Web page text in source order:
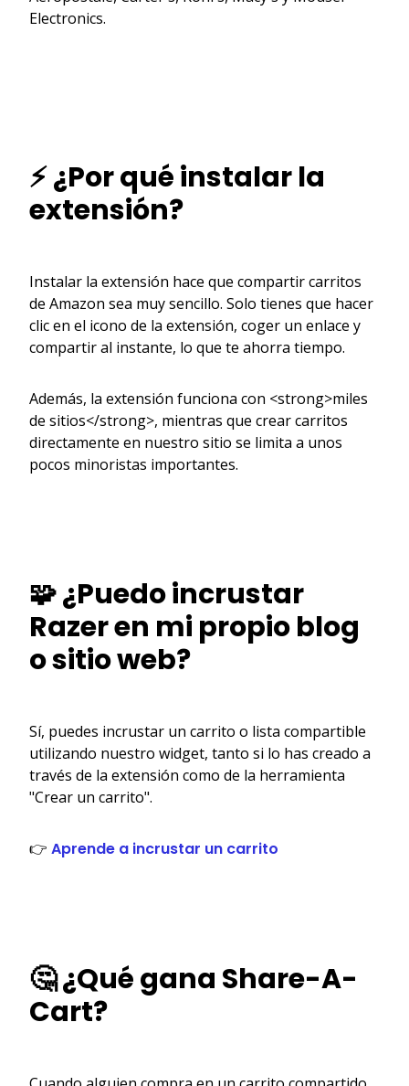
Electronics.
⚡ ¿Por qué instalar la
extensión?
Instalar la extensión hace que compartir carritos
de Amazon sea muy sencillo. Solo tienes que hacer
clic en el icono de la extensión, coger un enlace y
compartir al instante, lo que te ahorra tiempo.
Además, la extensión funciona con <strong>miles
de sitios</strong>, mientras que crear carritos
directamente en nuestro sitio se limita a unos
pocos minoristas importantes.
🧩 ¿Puedo incrustar
Razer en mi propio blog
o sitio web?
Sí, puedes incrustar un carrito o lista compartible
utilizando nuestro widget, tanto si lo has creado a
través de la extensión como de la herramienta
"Crear un carrito".
👉 Aprende a incrustar un carrito
🤔 ¿Qué gana Share-A-
Cart?